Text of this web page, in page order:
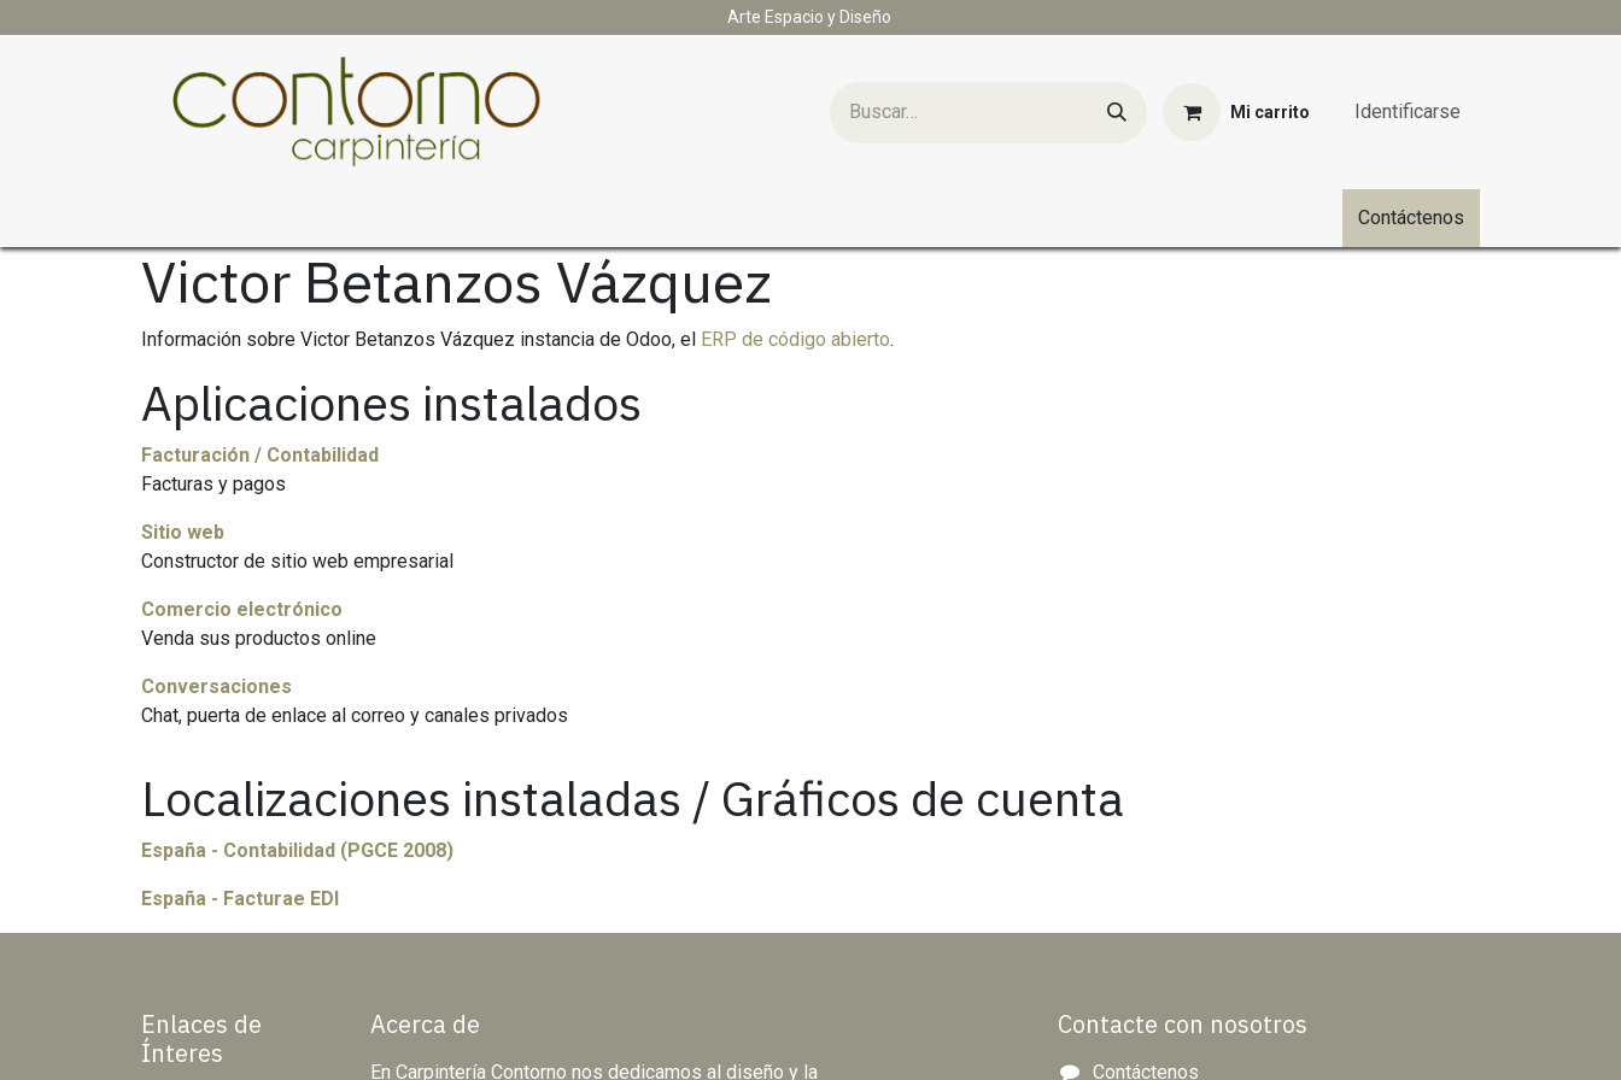
Arte Espacio y Diseño
Mi carrito Identificarse
Contáctenos
Victor Betanzos Vázquez
Información sobre Victor Betanzos Vázquez instancia de Odoo, el ERP de código abierto.
Aplicaciones instalados
Facturación / Contabilidad
Facturas y pagos
Sitio web
Constructor de sitio web empresarial
Comercio electrónico
Venda sus productos online
Conversaciones
Chat, puerta de enlace al correo y canales privados
Localizaciones instaladas / Gráficos de cuenta
España - Contabilidad (PGCE 2008)
España - Facturae EDI
Enlaces de
Ínteres
Acerca de
En Carpintería Contorno nos dedicamos al diseño y la
Contacte con nosotros
Contáctenos